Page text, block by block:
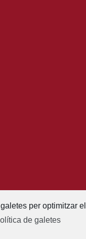
per optimitzar
de galetes